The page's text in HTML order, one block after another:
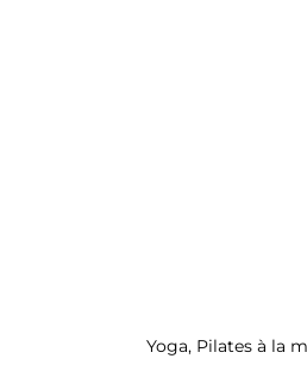
Yoga, Pilates à la